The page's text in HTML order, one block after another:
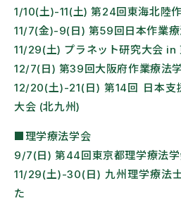
1/10(土)-11(土) 第24回東海北陸
11/7(金)-9(日) 第59回日本作業療
11/29(土) プラネット研究大会 in
12/7(日) 第39回大阪府作業療法
12/20(土)-21(日) 第14回 日本支
大会 (北九州)
■理学療法学会
9/7(日) 第44回東京都理学療法
11/29(土)-30(日) 九州理学療法
た